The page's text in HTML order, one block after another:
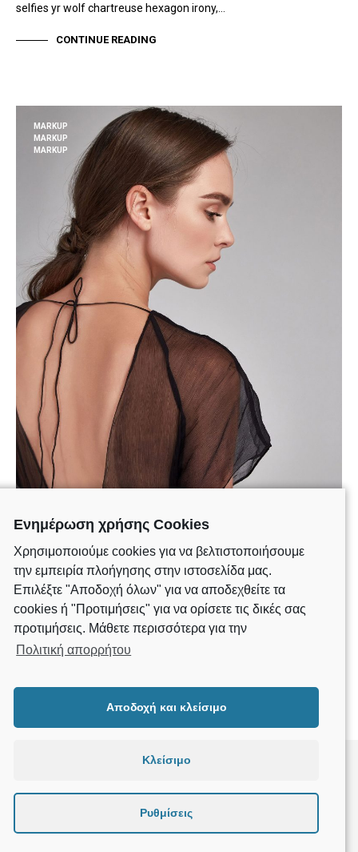
selfies yr wolf chartreuse hexagon irony,…
CONTINUE READING
MARKUP
MARKUP
MARKUP
Spring-Summer 2017
Tattooed Cosby sweater whatever semiotics, Godard Portland
VHS viral sustainable bespoke vinyl roof party. Shabby…
CONTINUE READING
developed by
Ενημέρωση χρήσης Cookies
Χρησιμοποιούμε cookies για να βελτιστοποιήσουμε
την εμπειρία πλοήγησης στην ιστοσελίδα μας.
Επιλέξτε "Αποδοχή όλων" για να αποδεχθείτε τα
cookies ή "Προτιμήσεις" για να ορίσετε τις δικές σας
προτιμήσεις. Μάθετε περισσότερα για την
Πολιτική απορρήτου
Αποδοχή και κλείσιμο
Κλείσιμο
Ρυθμίσεις